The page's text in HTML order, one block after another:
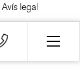
Avís legal